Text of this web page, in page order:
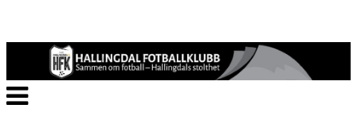
Veksle
navigasjon